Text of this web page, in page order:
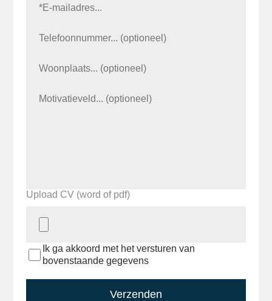
Upload CV (word of pdf)
Ik ga akkoord met het versturen van
bovenstaande gegevens
Verzenden